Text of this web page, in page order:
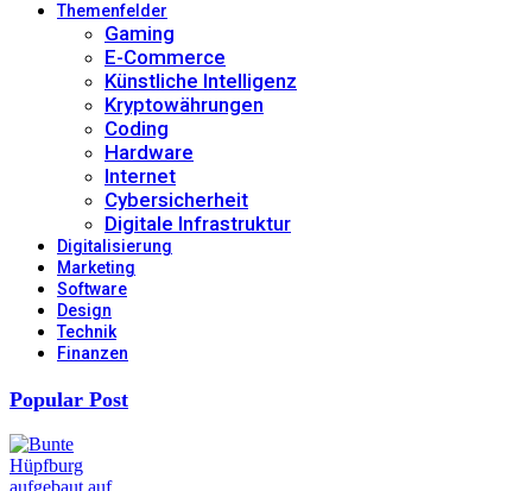
Themenfelder
Gaming
E-Commerce
Künstliche Intelligenz
Kryptowährungen
Coding
Hardware
Internet
Cybersicherheit
Digitale Infrastruktur
Digitalisierung
Marketing
Software
Design
Technik
Finanzen
Popular Post